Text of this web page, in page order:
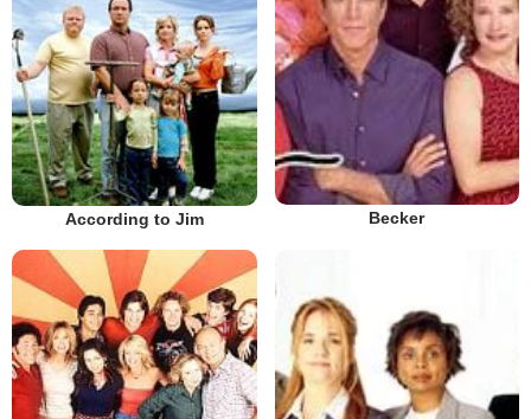
According to Jim Becker